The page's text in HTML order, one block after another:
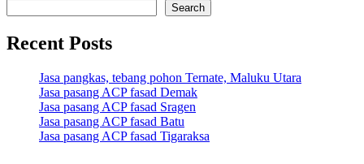
Search
Recent Posts
Jasa pangkas, tebang pohon Ternate, Maluku Utara
Jasa pasang ACP fasad Demak
Jasa pasang ACP fasad Sragen
Jasa pasang ACP fasad Batu
Jasa pasang ACP fasad Tigaraksa